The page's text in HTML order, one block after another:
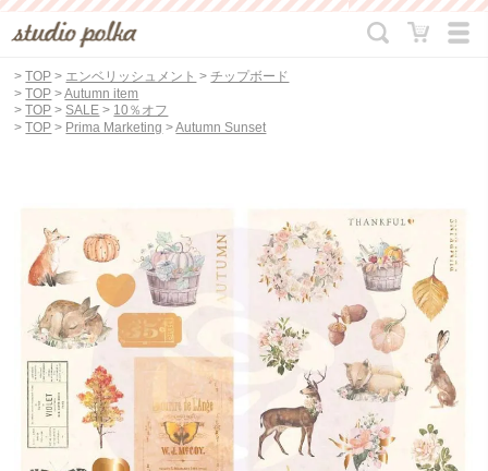
>TOP > エンベリッシュメント >チップボード
>TOP >Autumn item
>TOP > SALE > 10％オフ
>TOP > Prima Marketing >Autumn Sunset